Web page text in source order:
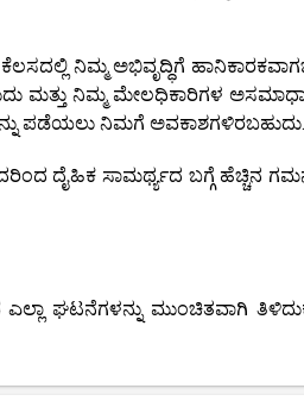
ನಿಮ್ಮ ಅಭಿವೃದ್ಧಿಗೆ
ಮತ್ತು ನಿಮ್ಮ ಮೇಲಧಿಕಾರಿಗಳ
ಪಡೆಯಲು ನಿಮಗೆ ಅವಕಾಶಗಳಿರಬಹುದು.
ದೈಹಿಕ ಸಾಮರ್ಥ್ಯದ ಬಗ್ಗೆ ಹೆಚ್ಚಿನ ಗಮನ
ಎಲ್ಲಾ ಘಟನೆಗಳನ್ನು ಮುಂಚಿತವಾಗಿ